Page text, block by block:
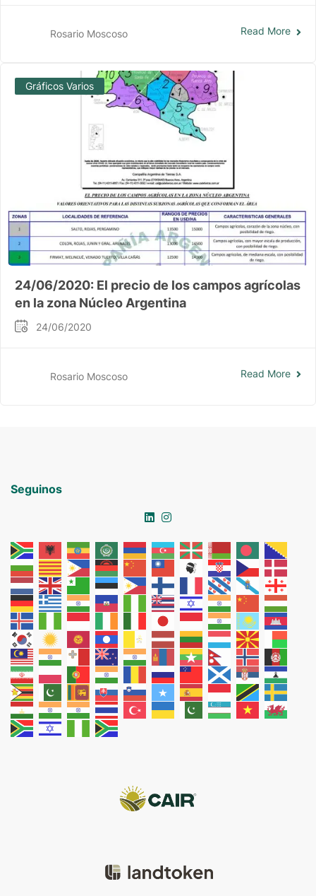
Rosario Moscoso Read More
Gráficos Varios
24/06/2020: El precio de los campos agrícolas
en la zona Núcleo Argentina
24/06/2020
Rosario Moscoso Read More
Seguinos